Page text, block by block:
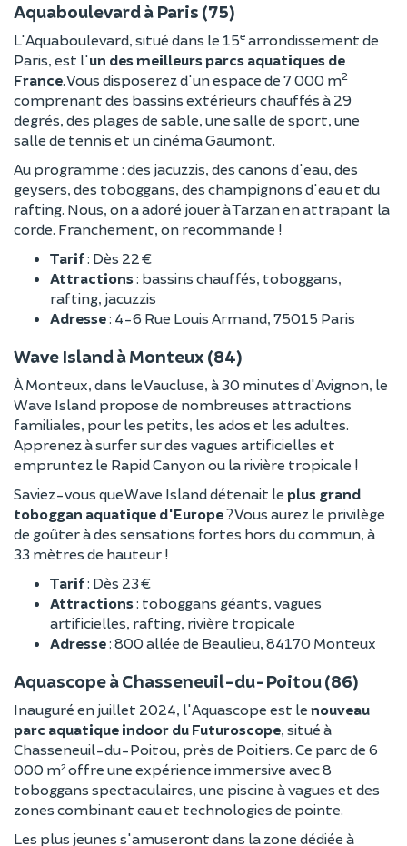
Aquaboulevard à Paris (75)
L'Aquaboulevard, situé dans le 15e arrondissement de
Paris, est l'un des meilleurs parcs aquatiques de
France. Vous disposerez d'un espace de 7 000 m2
comprenant des bassins extérieurs chauffés à 29
degrés, des plages de sable, une salle de sport, une
salle de tennis et un cinéma Gaumont.
Au programme : des jacuzzis, des canons d'eau, des
geysers, des toboggans, des champignons d'eau et du
rafting. Nous, on a adoré jouer à Tarzan en attrapant la
corde. Franchement, on recommande !
Tarif: Dès 22 €
Attractions: bassins chauffés, toboggans,
rafting, jacuzzis
Adresse: 4-6 Rue Louis Armand, 75015 Paris
Wave Island à Monteux (84)
À Monteux, dans le Vaucluse, à 30 minutes d'Avignon, le
Wave Island propose de nombreuses attractions
familiales, pour les petits, les ados et les adultes.
Apprenez à surfer sur des vagues artificielles et
empruntez le Rapid Canyon ou la rivière tropicale !
Saviez-vous que Wave Island détenait le plus grand
toboggan aquatique d'Europe? Vous aurez le privilège
de goûter à des sensations fortes hors du commun, à
33 mètres de hauteur !
Tarif: Dès 23 €
Attractions: toboggans géants, vagues
artificielles, rafting, rivière tropicale
Adresse: 800 allée de Beaulieu, 84170 Monteux
Aquascope à Chasseneuil-du-Poitou (86)
Inauguré en juillet 2024, l'Aquascope est le nouveau
parc aquatique indoor du Futuroscope, situé à
Chasseneuil-du-Poitou, près de Poitiers. Ce parc de 6
000 m² offre une expérience immersive avec 8
toboggans spectaculaires, une piscine à vagues et des
zones combinant eau et technologies de pointe.
Les plus jeunes s'amuseront dans la zone dédiée à